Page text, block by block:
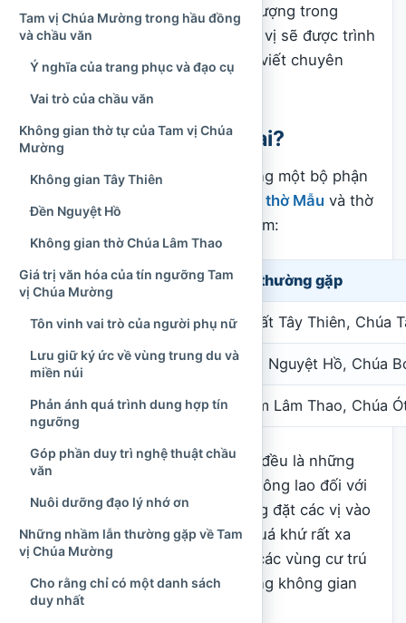
thờ, ngày lễ truyền thống, hình tượng trong
chầu văn
và các dị bản của từng vị sẽ được trình
bày đầy đủ hơn trong những bài viết chuyên
Tam vị Chúa Mường là ai?
Theo cách sắp xếp phổ biến trong một bộ phận
tín ngưỡng thờ Mẫu và thờ
Chúa Bà, Tam vị Chúa Mường gồm:
Thứ vị Danh xưng thường gặp
Đệ Nhất Chúa Đệ Nhất Tây Thiên, Chúa
Đệ Nhị Chúa Đệ Nhị Nguyệt Hồ, Chúa
Đệ Tam Chúa Đệ Tam Lâm Thao, Chúa
Trong quan niệm dân gian, ba vị đều là những
Chúa Bà có đức độ, tài năng và công lao đối với
cộng đồng. Các truyện kể thường đặt các vị vào
thời đại Hùng Vương hoặc một quá khứ rất xa
xưa, khi núi rừng, sông nước và các vùng cư trú
cổ còn được hình dung như những không gian
thiêng có chủ thần cai quản.
Tam vị Chúa Mường trong hầu đồng
và chầu văn
Ý nghĩa của trang phục và đạo cụ
Vai trò của chầu văn
Không gian thờ tự của Tam vị Chúa
Mường
Không gian Tây Thiên
Đền Nguyệt Hồ
Không gian thờ Chúa Lâm Thao
Giá trị văn hóa của tín ngưỡng Tam
vị Chúa Mường
Tôn vinh vai trò của người phụ nữ
Lưu giữ ký ức về vùng trung du và
miền núi
Phản ánh quá trình dung hợp tín
ngưỡng
Góp phần duy trì nghệ thuật chầu
văn
Nuôi dưỡng đạo lý nhớ ơn
Những nhầm lẫn thường gặp về Tam
vị Chúa Mường
Cho rằng chỉ có một danh sách
duy nhất